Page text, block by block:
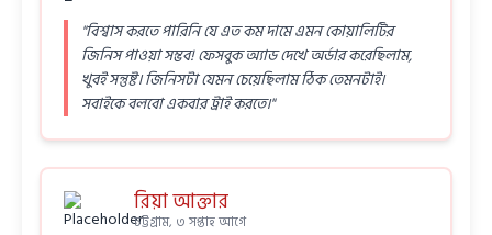
"বিশ্বাস করতে পারিনি যে এত কম দামে এমন কোয়ালিটির
জিনিস পাওয়া সম্ভব! ফেসবুক অ্যাড দেখে অর্ডার করেছিলাম,
খুবই সন্তুষ্ট। জিনিসটা যেমন চেয়েছিলাম ঠিক তেমনটাই।
সবাইকে বলবো একবার ট্রাই করতে।"
রিয়া আক্তার
চট্টগ্রাম, ৩ সপ্তাহ আগে